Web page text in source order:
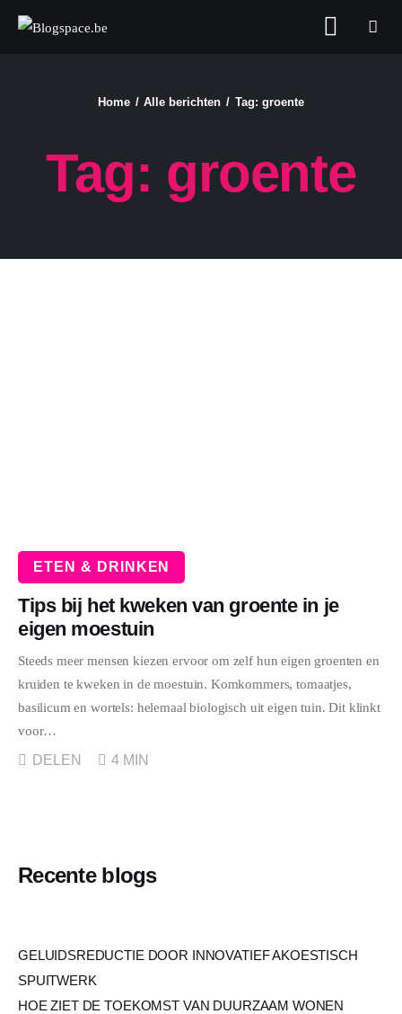
Tag: groente
Home Alle berichten Tag: groente
ETEN & DRINKEN
Tips bij het kweken van groente in je
eigen moestuin
Steeds meer mensen kiezen ervoor om zelf hun eigen groenten en
kruiden te kweken in de moestuin. Komkommers, tomaatjes,
basilicum en wortels: helemaal biologisch uit eigen tuin. Dit klinkt
voor…
DELEN 4 MIN
Recente blogs
GELUIDSREDUCTIE DOOR INNOVATIEF AKOESTISCH
SPUITWERK
HOE ZIET DE TOEKOMST VAN DUURZAAM WONEN